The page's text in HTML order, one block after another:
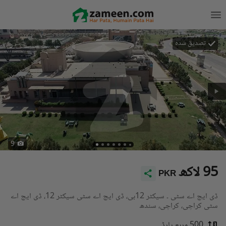
تصدیق شدہ
9
PKR 95 لاکھ
ڈی ایچ اے سٹی ۔ سیکٹر 12بی، ڈی ایچ اے سٹی سیکٹر 12، ڈی ایچ اے
سٹی کراچی، کراچی، سندھ